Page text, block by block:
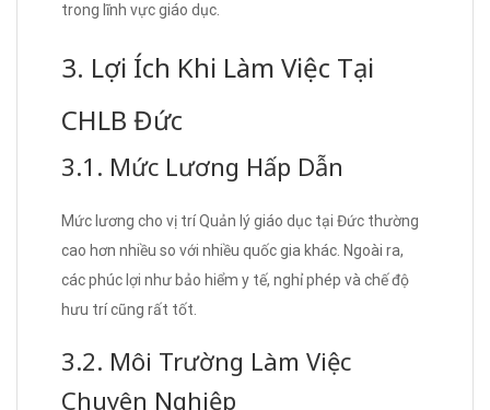
trong lĩnh vực giáo dục.
3. Lợi Ích Khi Làm Việc Tại
CHLB Đức
3.1. Mức Lương Hấp Dẫn
Mức lương cho vị trí Quản lý giáo dục tại Đức thường
cao hơn nhiều so với nhiều quốc gia khác. Ngoài ra,
các phúc lợi như bảo hiểm y tế, nghỉ phép và chế độ
hưu trí cũng rất tốt.
3.2. Môi Trường Làm Việc
Chuyên Nghiệp